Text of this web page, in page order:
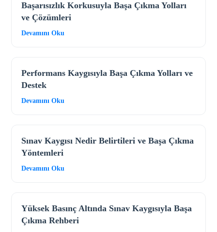
Başarısızlık Korkusuyla Başa Çıkma Yolları
ve Çözümleri
Devamını Oku
Performans Kaygısıyla Başa Çıkma Yolları ve
Destek
Devamını Oku
Sınav Kaygısı Nedir Belirtileri ve Başa Çıkma
Yöntemleri
Devamını Oku
Yüksek Basınç Altında Sınav Kaygısıyla Başa
Çıkma Rehberi